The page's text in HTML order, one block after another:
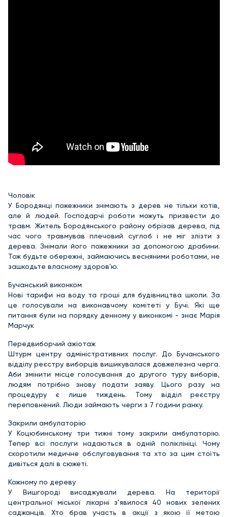
Чоловік
У Бородянці пожежники знімають з дерев не тільки котів,
але й людей. Господарчі роботи можуть призвести до
травм. Житель Бородянського району обрізав дерева, під
час чого травмував плечовий суглоб і не міг злізти з
дерева. Знімали його пожежники за допомогою драбини.
Тож будьте обережні, займаючись весняними роботами, не
зашкодьте власному здоров'ю.
Бучанський виконком
Нові тарифи на воду та гроші для будівництва школи. За
це голосували на виконавчому комітеті у Бучі. Які ще
питання були на порядку денному у виконкомі - знає Марія
Марчук
Передвиборчий ажіотаж
Штурм центру адміністративних послуг. До Бучанського
відділу реєстру виборців вишикувалася довжелезна черга.
Аби змінити місце голосування до другого туру виборів,
людям потрібно знову подати заяву. Цього разу на
процедуру є лише тиждень. Тому відділ реєстру
переповнений. Люди займають черги з 7 години ранку.
Закрили амбулаторію
У Коцюбинському три тижні тому закрили амбулаторію.
Тепер всі послуги надаються в одній поліклініці. Чому
скоротили медичне обслуговування та хто за цим стоїть
дивіться далі в сюжеті.
Кожному по дереву
У Вишгороді висаджували дерева. На території
центральної міської лікарні з’явилося 40 нових зелених
саджанців. Хто брав участь в акції з якою її метою